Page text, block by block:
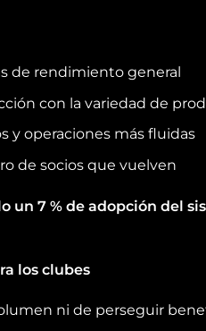
de rendimiento general
con la variedad de
y operaciones más fluidas
de socios que vuelven
un 7 % de adopción del
los clubes
ni de perseguir